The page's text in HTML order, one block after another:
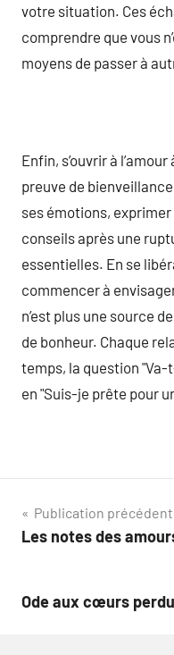
votre situation. Ces
comprendre que vous
moyens de passer à
Enfin, s’ouvrir à
preuve de
ses émotions, exprimer
conseils après une
essentielles. En se
commencer à
n’est plus une source
de bonheur. Chaque
temps, la question
en "Suis-je prête pour
Navigation
de
Publication
Les notes des
Ode aux cœurs